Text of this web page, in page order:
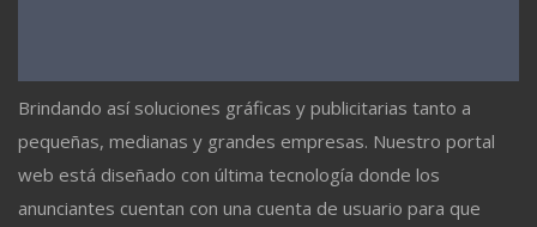
Brindando así soluciones gráficas y publicitarias tanto a
pequeñas, medianas y grandes empresas. Nuestro portal
web está diseñado con última tecnología donde los
anunciantes cuentan con una cuenta de usuario para que